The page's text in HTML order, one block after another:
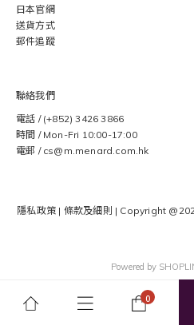
日本官網
送貨方式
郵件追蹤
聯絡我們
電話 / (+852) 3426 3866
時間 / Mon-Fri 10:00-17:00
電郵 / cs@m.menard.com.hk
隱私政策 | 條款及細則 | Copyright
Powered by